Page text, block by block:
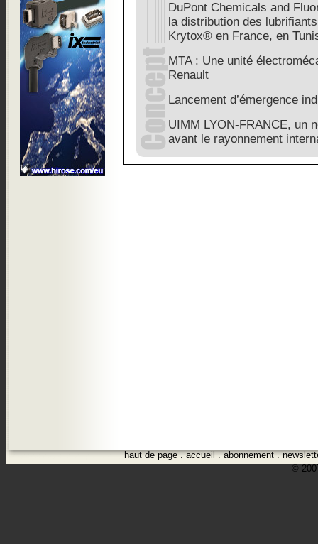
DuPont Chemicals and
la distribution des
Krytox® en France, en
MTA : Une unité
Renault
Lancement d’émergence
UIMM LYON-FRANCE, un
avant le rayonnement
haut de page.accueil.abonnement.
©